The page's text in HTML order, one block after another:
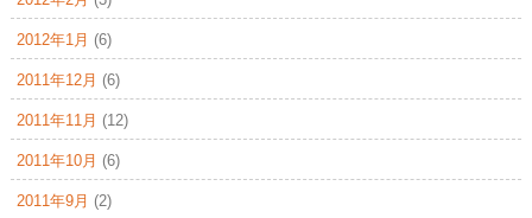
2012年1月 (6)
2011年12月 (6)
2011年11月 (12)
2011年10月 (6)
2011年9月 (2)